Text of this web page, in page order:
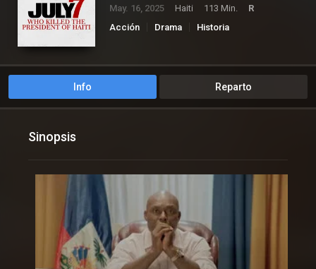
May. 16, 2025 Haiti 113 Min.
R
Acción
Drama Historia
Info Reparto
Sinopsis